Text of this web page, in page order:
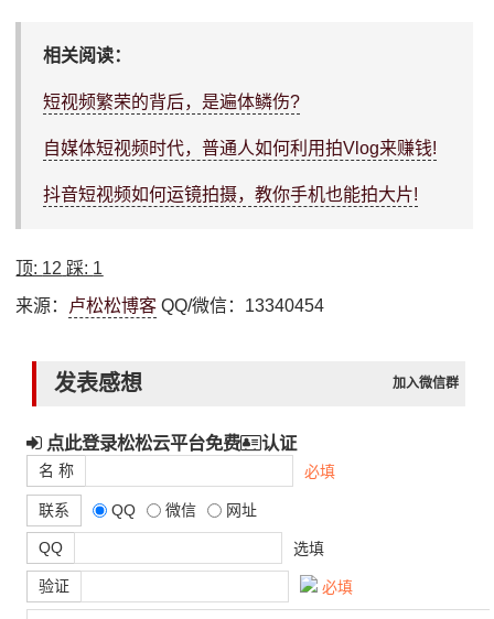
相关阅读：
短视频繁荣的背后，是遍体鳞伤?
自媒体短视频时代，普通人如何利用拍Vlog来赚钱!
抖音短视频如何运镜拍摄，教你手机也能拍大片!
顶: 12 踩: 1
来源： 卢松松博客 QQ/微信：13340454
发表感想 加入微信群
点此登录松松云平台免费 认证
名 称 必填
联系 QQ 微信 网址
QQ 选填
验证 必填